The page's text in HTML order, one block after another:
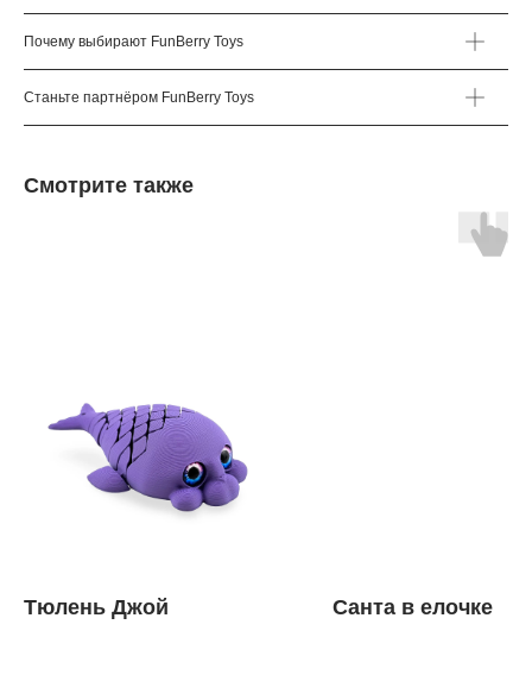
Почему выбирают FunBerry Toys
Станьте партнёром FunBerry Toys
Смотрите также
Тюлень Джой Санта в елочке